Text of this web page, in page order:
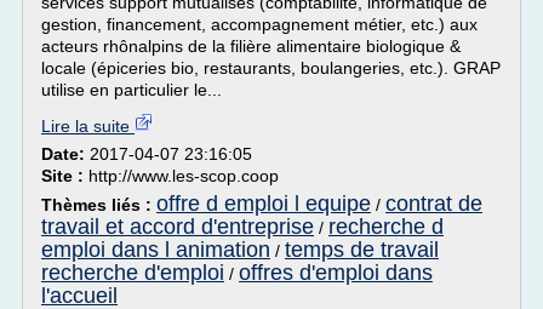
gestion, financement, accompagnement métier, etc.) aux
acteurs rhônalpins de la filière alimentaire biologique &
locale (épiceries bio, restaurants, boulangeries, etc.). GRAP
utilise en particulier le...
Lire la suite
Date: 2017-04-07 23:16:05
Site : http://www.les-scop.coop
Thèmes liés : offre d emploi l equipe / contrat de
travail et accord d'entreprise / recherche d
emploi dans l animation / temps de travail
recherche d'emploi / offres d'emploi dans
l'accueil